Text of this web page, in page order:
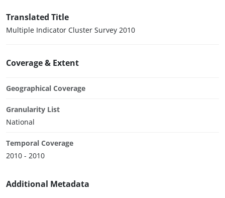
Translated Title
Multiple Indicator Cluster Survey 2010
Coverage & Extent
Geographical Coverage
Granularity List
National
Temporal Coverage
2010 - 2010
Additional Metadata